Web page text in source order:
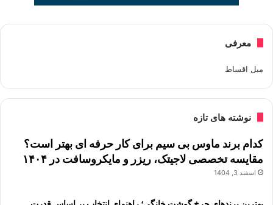
معرفی
مبل اقساط
نوشته های تازه
کدام برند ماوس بی سیم برای کار حرفه ای بهتر است؟
مقایسه تخصصی لاجیتک، ریزر و مایکروسافت در ۱۴۰۴
اسفند 3, 1404